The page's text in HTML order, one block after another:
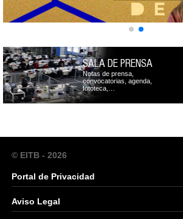
SALA DE PRENSA
Notas de prensa,
convocatorias, agenda,
fototeca,…
© EITB - 2026
Portal de Privacidad
Aviso Legal